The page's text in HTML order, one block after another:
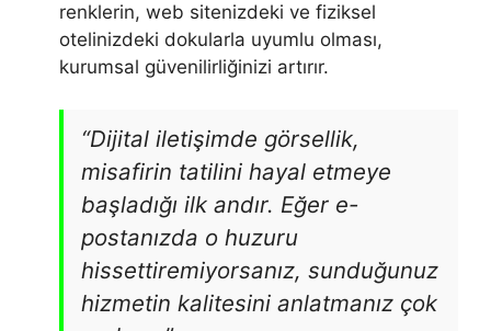
renklerin, web sitenizdeki ve fiziksel
otelinizdeki dokularla uyumlu olması,
kurumsal güvenilirliğinizi artırır.
“Dijital iletişimde görsellik,
misafirin tatilini hayal etmeye
başladığı ilk andır. Eğer e-
postanızda o huzuru
hissettiremiyorsanız, sunduğunuz
hizmetin kalitesini anlatmanız çok